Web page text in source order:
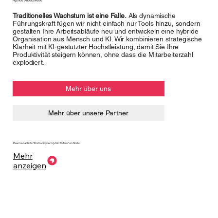
Traditionelles Wachstum ist eine Falle.Als dynamische
Führungskraft fügen wir nicht einfach nur Tools hinzu, sondern
gestalten Ihre Arbeitsabläufe neu und entwickeln eine hybride
Organisation aus Mensch und KI. Wir kombinieren strategische
Klarheit mit KI-gestützter Höchstleistung, damit Sie Ihre
Produktivität steigern können, ohne dass die Mitarbeiterzahl
explodiert.
Mehr über uns
Mehr über unsere Partner
Read our article "Embracing our Hybrid Future" on Node
Mehr
anzeigen